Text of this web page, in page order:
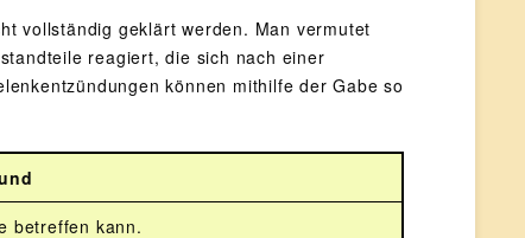
vollständig geklärt werden. Man vermutet
reagiert, die sich nach einer
können mithilfe der Gabe so
betreffen kann.